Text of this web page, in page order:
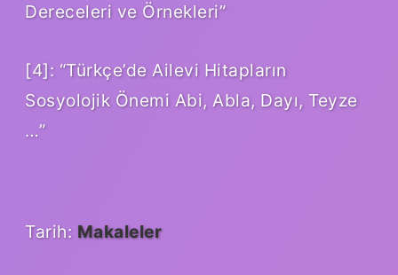
Dereceleri ve Örnekleri”
[4]: “Türkçe’de Ailevi Hitapların
Sosyolojik Önemi Abi, Abla, Dayı, Teyze
…”
Tarih: Makaleler